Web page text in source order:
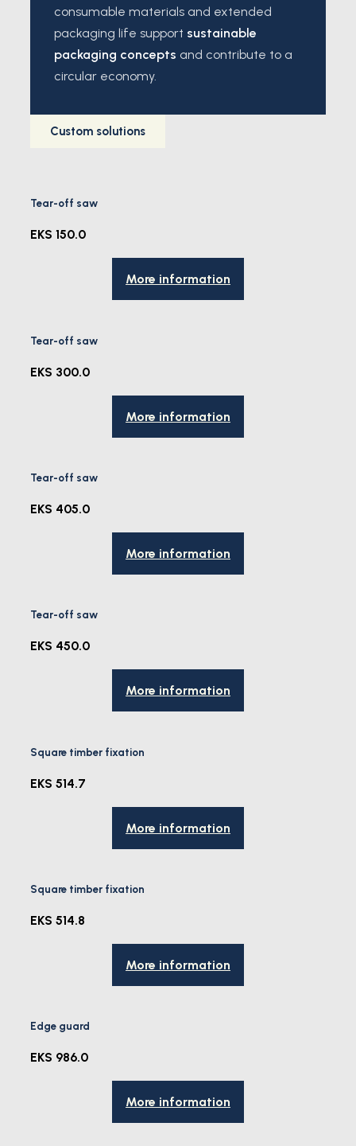
consumable materials and extended
packaging life support sustainable
packaging concepts and contribute to a
circular economy.
Custom solutions
Tear-off saw
EKS 150.0
More information
Tear-off saw
EKS 300.0
More information
Tear-off saw
EKS 405.0
More information
Tear-off saw
EKS 450.0
More information
Square timber fixation
EKS 514.7
More information
Square timber fixation
EKS 514.8
More information
Edge guard
EKS 986.0
More information